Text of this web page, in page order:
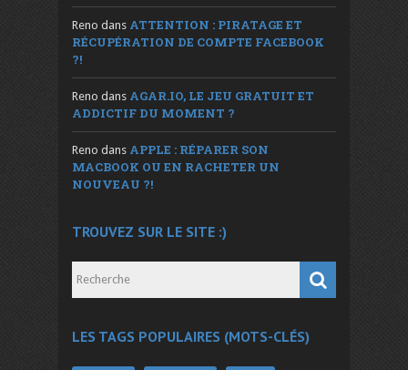
Reno dans ATTENTION : PIRATAGE ET
RÉCUPÉRATION DE COMPTE FACEBOOK
?!
Reno dans AGAR.IO, LE JEU GRATUIT ET
ADDICTIF DU MOMENT ?
Reno dans APPLE : RÉPARER SON
MACBOOK OU EN RACHETER UN
NOUVEAU ?!
TROUVEZ SUR LE SITE :)
LES TAGS POPULAIRES (MOTS-CLÉS)